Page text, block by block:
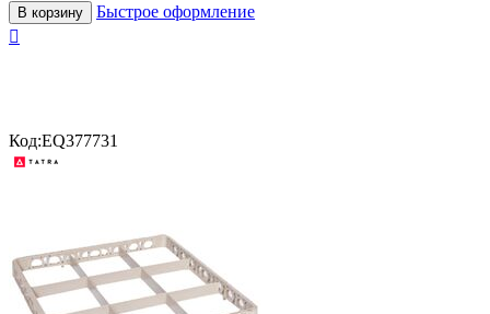
В корзину
Быстрое оформление

Код:EQ377731